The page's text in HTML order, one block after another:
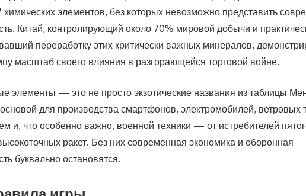
элементов, без которых невозможно представить
Китай, контролирующий около 70% мировой добычи и
переработку этих критически важных минералов,
масштаб своего влияния в разгорающейся торговой войне.
элементы — это не просто экзотические названия из таблицы
для производства смартфонов, электромобилей, ветровых
и, что особенно важно, военной техники — от истребителей
ракет. Без них современная экономика и оборонная
буквально остановятся.